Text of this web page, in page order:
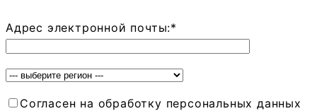
Адрес электронной почты:*
Согласен на обработку персональных данных